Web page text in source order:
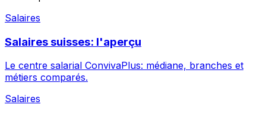
Salaires
Salaires suisses: l'aperçu
Le centre salarial ConvivaPlus: médiane, branches et
métiers comparés.
Salaires